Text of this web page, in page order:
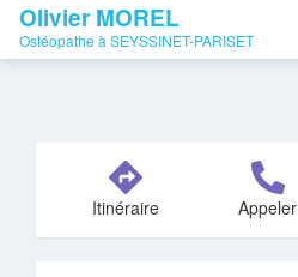
Olivier MOREL
Ostéopathe à SEYSSINET-PARISET
Itinéraire Appeler